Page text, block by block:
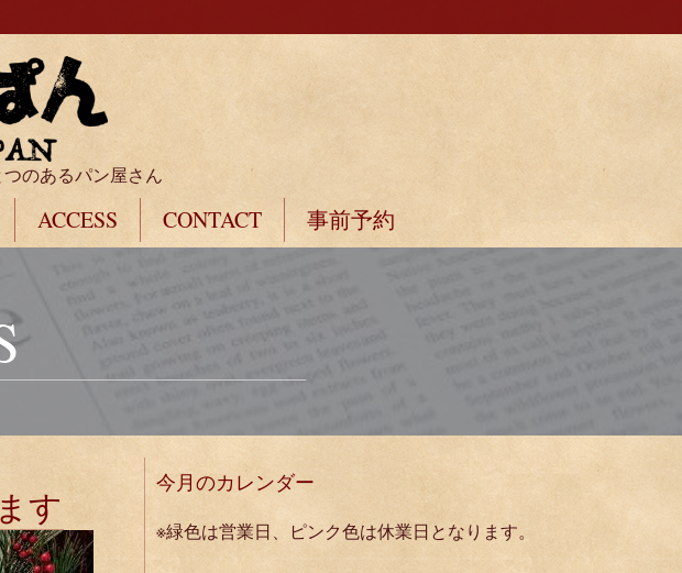
のあるパン屋さん
ACCESS CONTACT 事前予約
す
今月のカレンダー
※緑色は営業日、ピンク色は休業日となります。